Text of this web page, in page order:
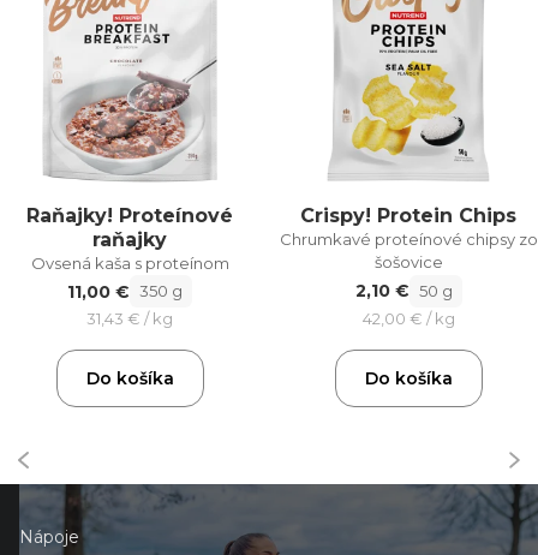
Raňajky! Proteínové
raňajky
Ovsená kaša s proteínom
11,00 € 350 g
31,43 € / kg
Do košíka
Crispy! Protein Chips
Chrumkavé proteínové chipsy zo
šošovice
2,10 € 50 g
42,00 € / kg
Do košíka
Nápoje